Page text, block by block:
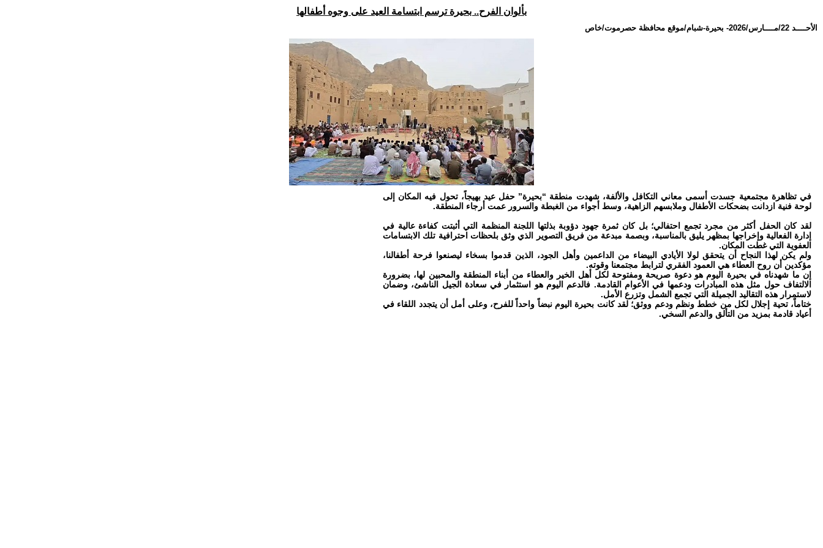
بألوان الفرح.. بحيرة ترسم ابتسامة العيد على وجوه أطفالها
الأحــــد 22/مــــارس/2026 - بحيرة-شبام/موقع محافظة حصرموت/خاص
في تظاهرة مجتمعية جسدت أسمى معاني التكافل والألفة، شهدت منطقة “بحيرة” حفل عيد بهيجاً، تحول فيه المكان إلى
لوحة فنية ازدانت بضحكات الأطفال وملابسهم الزاهية، وسط أجواء من الغبطة والسرور عمت أرجاء المنطقة.
لقد كان الحفل أكثر من مجرد تجمع احتفالي؛ بل كان ثمرة جهود دؤوبة بذلتها اللجنة المنظمة التي أثبتت كفاءة عالية في
إدارة الفعالية وإخراجها بمظهر يليق بالمناسبة، وبصمة مبدعة من فريق التصوير الذي وثق بلحظات احترافية تلك الابتسامات
العفوية التي غطت المكان.
ولم يكن لهذا النجاح أن يتحقق لولا الأيادي البيضاء من الداعمين وأهل الجود، الذين قدموا بسخاء ليصنعوا فرحة أطفالنا،
مؤكدين أن روح العطاء هي العمود الفقري لترابط مجتمعنا وقوته.
إن ما شهدناه في بحيرة اليوم هو دعوة صريحة ومفتوحة لكل أهل الخير والعطاء من أبناء المنطقة والمحبين لها، بضرورة
الالتفاف حول مثل هذه المبادرات ودعمها في الأعوام القادمة. فالدعم اليوم هو استثمار في سعادة الجيل الناشئ، وضمان
لاستمرار هذه التقاليد الجميلة التي تجمع الشمل وتزرع الأمل.
ختاماً، تحية إجلال لكل من خطط ونظم ودعم ووثق؛ لقد كانت بحيرة اليوم نبضاً واحداً للفرح، وعلى أمل أن يتجدد اللقاء في
أعياد قادمة بمزيد من التألق والدعم السخي.